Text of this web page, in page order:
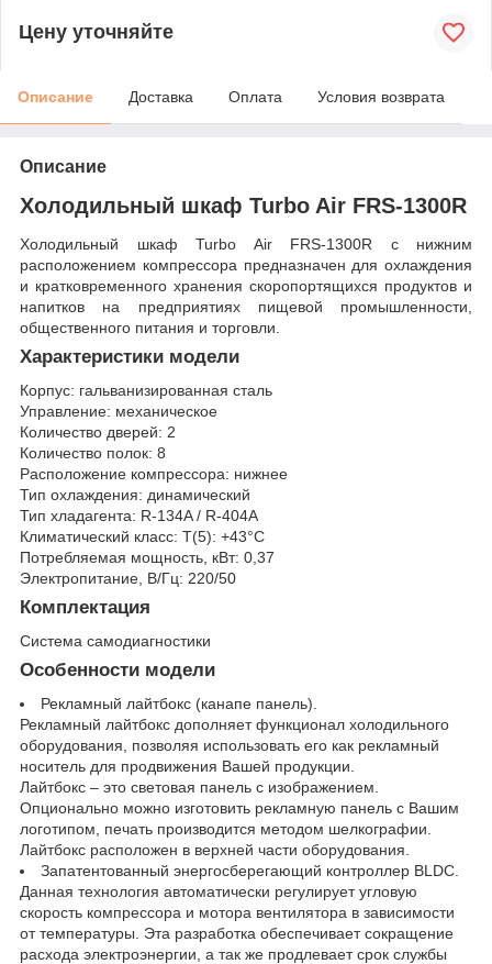
Цену уточняйте
Описание Доставка Оплата Условия возврата
Описание
Холодильный шкаф Turbo Air FRS-1300R
Холодильный шкаф Turbo Air FRS-1300R с нижним
расположением компрессора предназначен для охлаждения
и кратковременного хранения скоропортящихся продуктов и
напитков на предприятиях пищевой промышленности,
общественного питания и торговли.
Характеристики модели
Корпус: гальванизированная сталь
Управление: механическое
Количество дверей: 2
Количество полок: 8
Расположение компрессора: нижнее
Тип охлаждения: динамический
Тип хладагента: R-134A / R-404A
Климатический класс: T(5): +43°С
Потребляемая мощность, кВт: 0,37
Электропитание, В/Гц: 220/50
Комплектация
Система самодиагностики
Особенности модели
Рекламный лайтбокс (канапе панель).
Рекламный лайтбокс дополняет функционал холодильного
оборудования, позволяя использовать его как рекламный
носитель для продвижения Вашей продукции.
Лайтбокс – это световая панель с изображением.
Опционально можно изготовить рекламную панель с Вашим
логотипом, печать производится методом шелкографии.
Лайтбокс расположен в верхней части оборудования.
Запатентованный энергосберегающий контроллер BLDC.
Данная технология автоматически регулирует угловую
скорость компрессора и мотора вентилятора в зависимости
от температуры. Эта разработка обеспечивает сокращение
расхода электроэнергии, а так же продлевает срок службы